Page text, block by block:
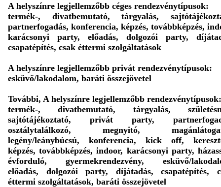
A helyszínre legjellemzőbb céges rendezvénytípusok:
termék-, divatbemutató, tárgyalás,
partnerfogadás, konferencia, képzés, továbbképzés,
karácsonyi party, előadás, dolgozói party,
csapatépítés, csak éttermi szolgáltatások
A helyszínre legjellemzőbb privát rendezvénytípusok:
esküvő/lakodalom, baráti összejövetel
További, A helyszínre legjellemzőbb rendezvénytípusok:
termék-, divatbemutató, tárgyalás,
sajtótájékoztató, privát party,
osztálytalálkozó, megnyitó,
legény/leánybúcsú, konferencia, kick off,
képzés, továbbképzés, indoor, karácsonyi party,
évforduló, gyermekrendezvény, esküvő/
előadás, dolgozói party, díjátadás, csapatépítés,
éttermi szolgáltatások, baráti összejövetel